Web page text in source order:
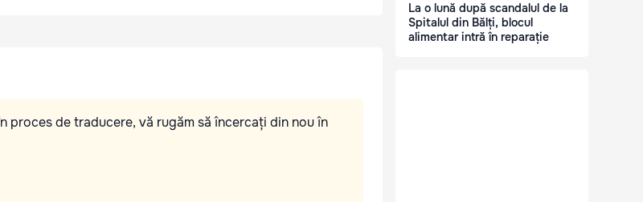
proces de traducere, vă rugăm să încercați din nou în
La o lună după scandalul de la
Spitalul din Bălți, blocul
alimentar intră în reparație